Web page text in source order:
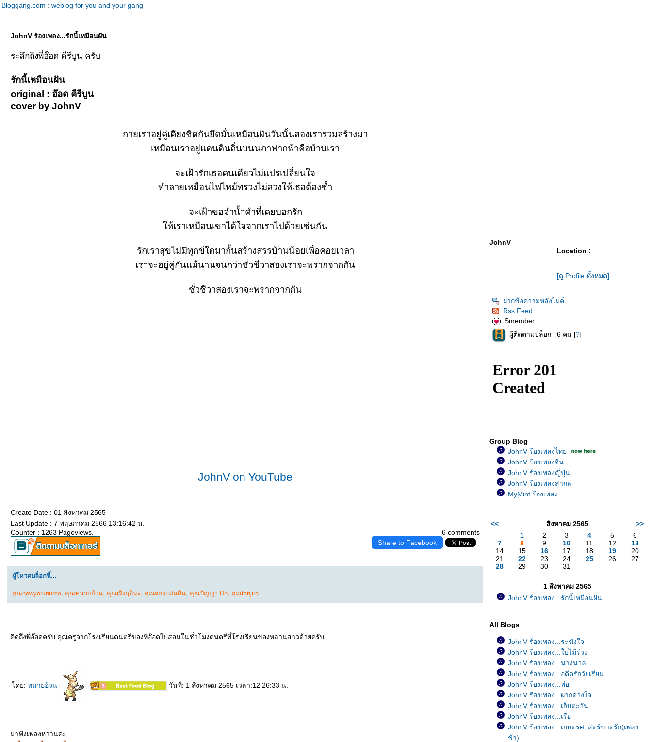
Bloggang.com : weblog for you and your gang
JohnV ร้องเพลง...รักนี้เหมือนฝัน
ระลึกถึงพี่อ๊อด คีรีบูน ครับ
รักนี้เหมือนฝัน
original : อ๊อด คีรีบูน
cover by JohnV
กายเราอยู่คู่เคียงชิดกันยึดมั่นเหมือนฝันวันนั้นสองเราร่วมสร้างมา
เหมือนเราอยู่แดนดินถิ่นบนนภาฟากฟ้าคือบ้านเรา
จะเฝ้ารักเธอคนเดียวไม่แปรเปลื่ยนใจ
ทำลายเหมือนไฟไหม้ทรวงไม่ลวงให้เธอต้องช้ำ
จะเฝ้าขอจำน้ำคำที่เคยบอกรัก
ห้เราเหมือนเขาได้ใจจากเราไปด้วยเช่นกัน
รักเราสุขไม่มีทุกข์ใดมากั้นสร้างสรรบ้านน้อยเพื่อคอยเวลา
เราจะอยู่คู่กันแม้นานจนกว่าชั่วชีวาสองเราจะพรากจากกัน
ชั่วชีวาสองเราจะพรากจากกัน
JohnV on YouTube
Create Date : 01 สิงหาคม 2565
Last Update : 7 พฤษภาคม 2566 13:16:42 น.
6 comments
Counter : 1263 Pageviews.
Share to Facebook
ผู้โหวตบล็อกนี้...
คุณnewyorknurse, คุณทนายอ้วน, คุณเริงฤดีนะ, คุณสองแผ่นดิน, คุณปัญญา Dh, คุณtanjira
คิดถึงพี่อ๊อดครับ คุณครูจากโรงเรียนดนตรีของพี่อ๊อดไปสอนในชั่วโมงดนตรีที่โรงเรียนของหลานสาวด้วยครับ
ดย: ทนายอ้วน วันที่: 1 สิงหาคม 2565 เวลา:12:26:33 น.
มาฟังเพลงหวานค่ะ
JohnV
Location :
[ดู Profile ทั้งหมด]
ฝากข้อความหลังไมค์
Rss Feed
Smember
ผู้ติดตามบล็อก : 6 คน [?]
Group Blog
JohnV ร้องเพลงไท
JohnV ร้องเพลงจีน
JohnV ร้องเพลงญี่ปุ่น
JohnV ร้องเพลงสากล
MyMint ร้องเพลง
<< สิงหาคม 2565
>>
1
2 3 4 5
6
7
8 9 10 11 12
13
14
15 16 17 18 19
20
21
22 23 24 25 26
27
28
29 30 31
1 สิงหาคม 2565
JohnV ร้องเพลง...รักนี้เหมือนฝัน
All Blogs
JohnV ร้องเพลง...ระฆังใจ
JohnV ร้องเพลง...ใบไม้ร่วง
JohnV ร้องเพลง...นางนวล
JohnV ร้องเพลง...อดีตรักวัยเรียน
JohnV ร้องเพลง...พ่อ
JohnV ร้องเพลง...ฝากดวงใจ
JohnV ร้องเพลง...เก็บตะวัน
JohnV ร้องเพลง...เรือ
JohnV ร้องเพลง...เกษตรศาสตร์ขาดรัก(เพลง
ช้า)